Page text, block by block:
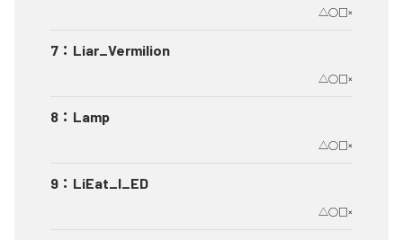
△○□×
7 ： Liar_Vermilion
△○□×
8 ： Lamp
△○□×
9 ： LiEat_I_ED
△○□×